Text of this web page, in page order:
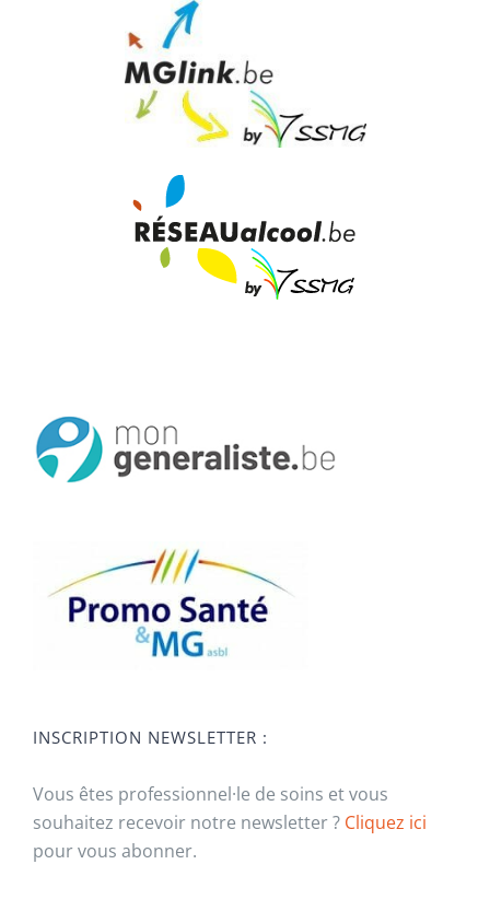
INSCRIPTION NEWSLETTER :
Vous êtes professionnel·le de soins et vous
souhaitez recevoir notre newsletter ? Cliquez ici
pour vous abonner.